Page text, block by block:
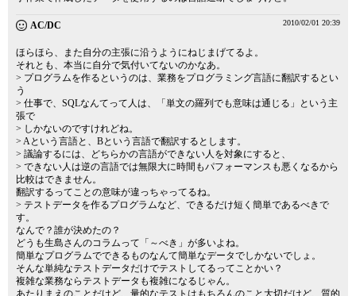
AC/DC 2010/02/01 20:39
ほらほら、また自分の主張に沿うようにねじまげてるよ。
それとも、本当に自分で気付いてないのかなあ。
> プログラムを作るというのは、業務をプログラミング言語に翻訳するとい
う
> 仕事で、SQLなんてって人は、「単文の羅列でも意味は通じる」という主
張で
> しかないのですけれどね。
> Aという言語と、Bという言語で翻訳するとします。
> 議論するには、どちらかの言語ができない人を対象にすると、
> できない人は逆の言語では無限大に時間もパフォーマンスも悪くなるから
比較はできません。
翻訳するってことの意味が違っちゃってるね。
> テストデータを作るプログラムなど、できるだけ短く簡単であるべきで
す。
なんで？誰が決めたの？
どうも生島さんのコラムって「～べき」が多いよね。
簡単なプログラムでできるものなんて簡単なデータでしかないでしょ。
そんな単純なテストデータだけでテストしてるってことかい？
複雑な業務ならテストデータも複雑になるじゃん。